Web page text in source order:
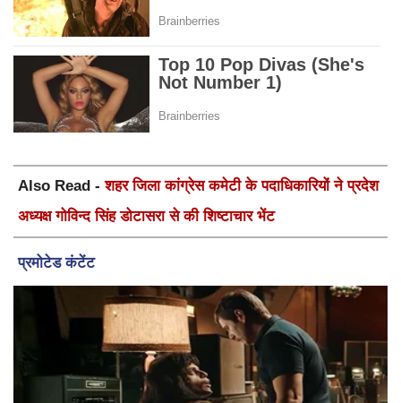
Also Read -शहर जिला कांग्रेस कमेटी के पदाधिकारियों ने प्रदेश
अध्यक्ष गोविन्द सिंह डोटासरा से की शिष्टाचार भेंट